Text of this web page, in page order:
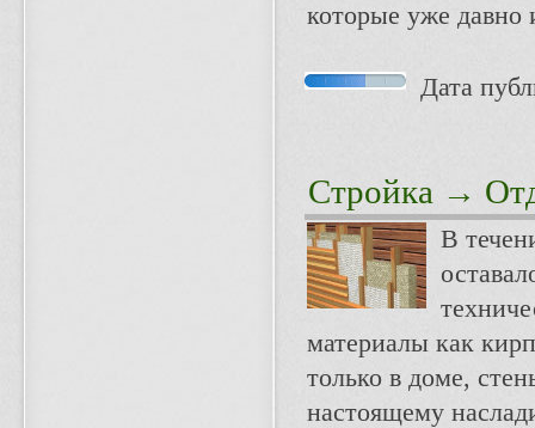
которые уже давно
Дата
Стройка →
В
материалы как
только в доме,
настоящему